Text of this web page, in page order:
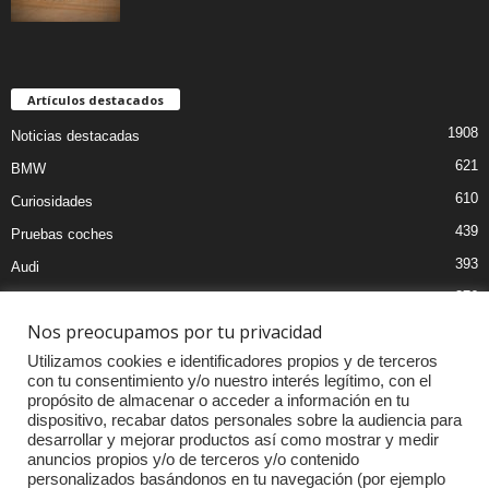
Artículos destacados
Noticias destacadas 1908
BMW 621
Curiosidades 610
Pruebas coches 439
Audi 393
376
Competiciones
Mercedes
Accesorios
Porsche 232
Nos preocupamos por tu privacidad
Utilizamos cookies e identificadores propios y de terceros
con tu consentimiento y/o nuestro interés legítimo, con el
propósito de almacenar o acceder a información en tu
dispositivo, recabar datos personales sobre la audiencia para
desarrollar y mejorar productos así como mostrar y medir
anuncios propios y/o de terceros y/o contenido
personalizados basándonos en tu navegación (por ejemplo